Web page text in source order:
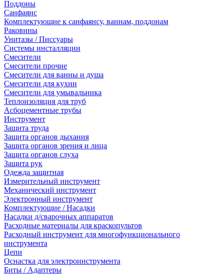
Поддоны
Санфаянс
Комплектующие к санфаянсу, ваннам, поддонам
Раковины
Унитазы / Писсуары
Системы инсталляции
Смесители
Смесители прочие
Смесители для ванны и душа
Смесители для кухни
Смесители для умывальника
Теплоизоляция для труб
Асбоцементные трубы
Инструмент
Защита труда
Защита органов дыхания
Защита органов зрения и лица
Защита органов слуха
Защита рук
Одежда защитная
Измерительный инструмент
Механический инструмент
Электронный инструмент
Комплектующие / Насадки
Насадки д/сварочных аппаратов
Расходные материалы для краскопультов
Расходный инструмент для многофункционального
инструмента
Цепи
Оснастка для электроинструмента
Биты / Адаптеры